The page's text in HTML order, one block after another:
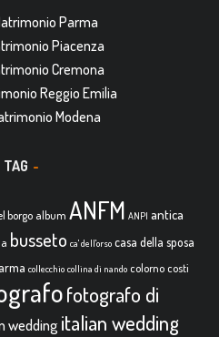
Parma
Piacenza
Cremona
Reggio Emilia
Modena
TAG
borgo album ANFM ANPI antica
busseto ca' dell'orso casa della sposa
collecchio collina di nando colorno costi
fotografo di
wedding italian wedding